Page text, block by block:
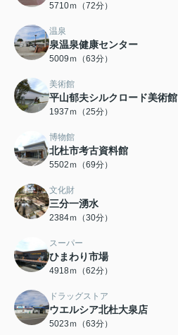
5710ｍ（72分）
温泉
泉温泉健康センター
5009ｍ（63分）
美術館
平山郁夫シルクロード美術館
1937ｍ（25分）
博物館
北杜市考古資料館
5502ｍ（69分）
文化財
三分一湧水
2384ｍ（30分）
スーパー
ひまわり市場
4918ｍ（62分）
ドラッグストア
ウエルシア北杜大泉店
5023ｍ（63分）